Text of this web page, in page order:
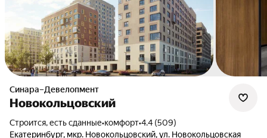
Синара–Девелопмент
Новокольцовский
Строится, есть сданные•комфорт•4.4 (509)
Екатеринбург, мкр. Новокольцовский, ул. Новокольцовская